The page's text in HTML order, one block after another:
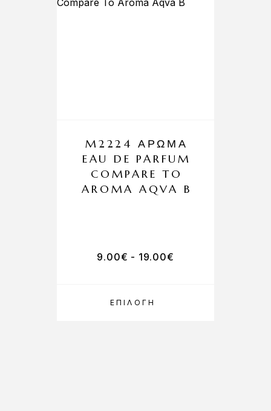
ΕΠΙΛΟΓΉ
M2224 ΆΡΩΜΑ
EAU DE PARFUM
COMPARE TO
AROMA AQVA B
9.00€ - 19.00€